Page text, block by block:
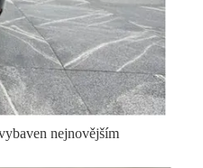
nejnovějším